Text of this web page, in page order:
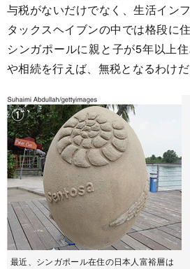
与税がないだけでなく、生活イン
タックスヘイブンの中では格段に
シンガポールに親と子が5年以上
や相続を行えば、無税となるわけだ
最近、シンガポール在住の日本人富裕層は